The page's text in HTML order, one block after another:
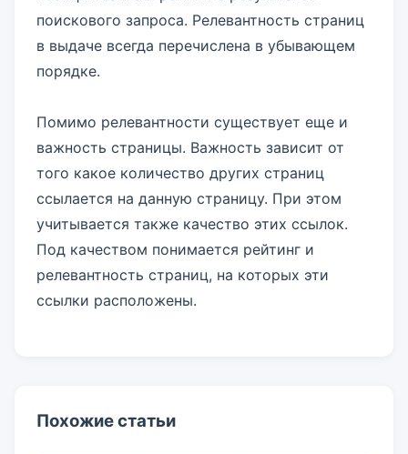
поискового запроса. Релевантность страниц
в выдаче всегда перечислена в убывающем
порядке.
Помимо релевантности существует еще и
важность страницы. Важность зависит от
того какое количество других страниц
ссылается на данную страницу. При этом
учитывается также качество этих ссылок.
Под качеством понимается рейтинг и
релевантность страниц, на которых эти
ссылки расположены.
Похожие статьи